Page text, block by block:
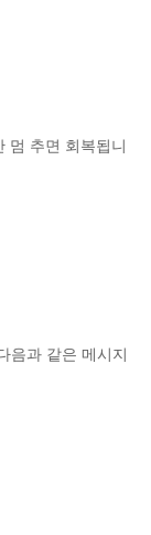
멈 추면 회복됩니
음과 같은 메시지